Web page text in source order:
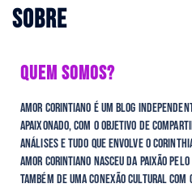
SOBRE
QUEM SOMOS?
Amor Corintiano é um blog
apaixonado, com o objetivo de
análises e tudo que envolve o
Amor COrintiano nasceu da paixão
também de uma conexão cultural